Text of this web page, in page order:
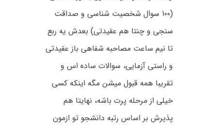
(۱۰۰ سوال شخصیت شناسی و صداقت
سنجی و چنتا هم عقیدتی) بعدش یه ربع
تا نیم ساعت مصاحبه شفاهی باز عقیدتی
و راستی آزمایی، سوالات ساده اس و
تقریبا همه قبول میشن مگه اینکه کسی
خیلی از مرحله پرت باشه، نهایتا هم
پذیرش بر اساس رتبه دانشجو تو ازمون